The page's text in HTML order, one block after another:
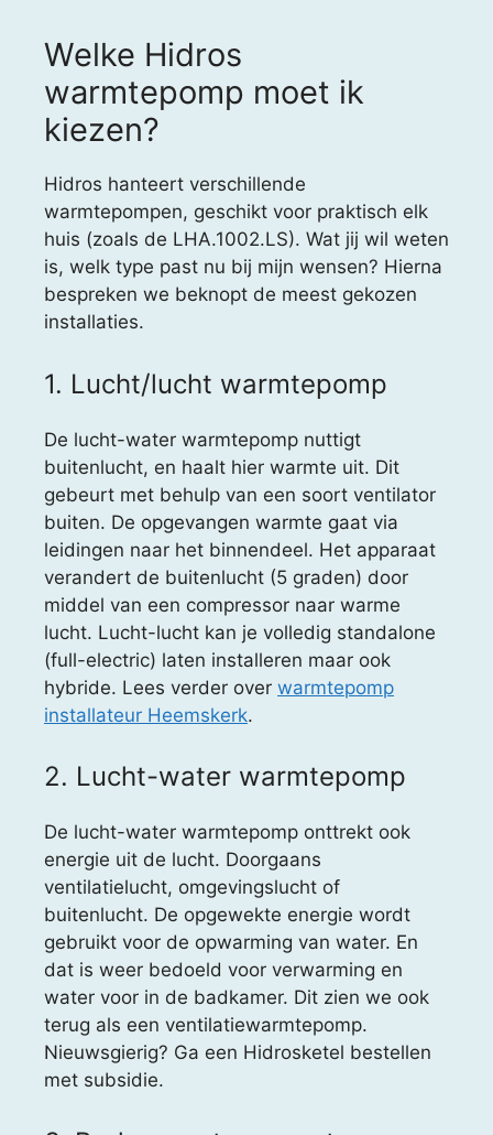
Welke Hidros
warmtepomp moet ik
kiezen?
Hidros hanteert verschillende
warmtepompen, geschikt voor praktisch elk
huis (zoals de LHA.1002.LS). Wat jij wil weten
is, welk type past nu bij mijn wensen? Hierna
bespreken we beknopt de meest gekozen
installaties.
1. Lucht/lucht warmtepomp
De lucht-water warmtepomp nuttigt
buitenlucht, en haalt hier warmte uit. Dit
gebeurt met behulp van een soort ventilator
buiten. De opgevangen warmte gaat via
leidingen naar het binnendeel. Het apparaat
verandert de buitenlucht (5 graden) door
middel van een compressor naar warme
lucht. Lucht-lucht kan je volledig standalone
(full-electric) laten installeren maar ook
hybride. Lees verder over warmtepomp
installateur Heemskerk.
2. Lucht-water warmtepomp
De lucht-water warmtepomp onttrekt ook
energie uit de lucht. Doorgaans
ventilatielucht, omgevingslucht of
buitenlucht. De opgewekte energie wordt
gebruikt voor de opwarming van water. En
dat is weer bedoeld voor verwarming en
water voor in de badkamer. Dit zien we ook
terug als een ventilatiewarmtepomp.
Nieuwsgierig? Ga een Hidrosketel bestellen
met subsidie.